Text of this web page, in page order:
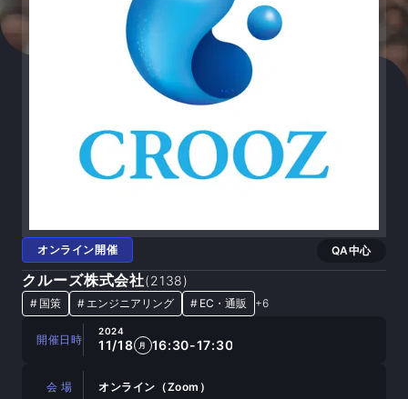
オンライン開催 QA中心
クルーズ株式会社(2138)
# 国策 # エンジニアリング # EC・通販 +6
開催日時
2024
11/18 月 16:30-17:30
会 場 オンライン（Zoom）